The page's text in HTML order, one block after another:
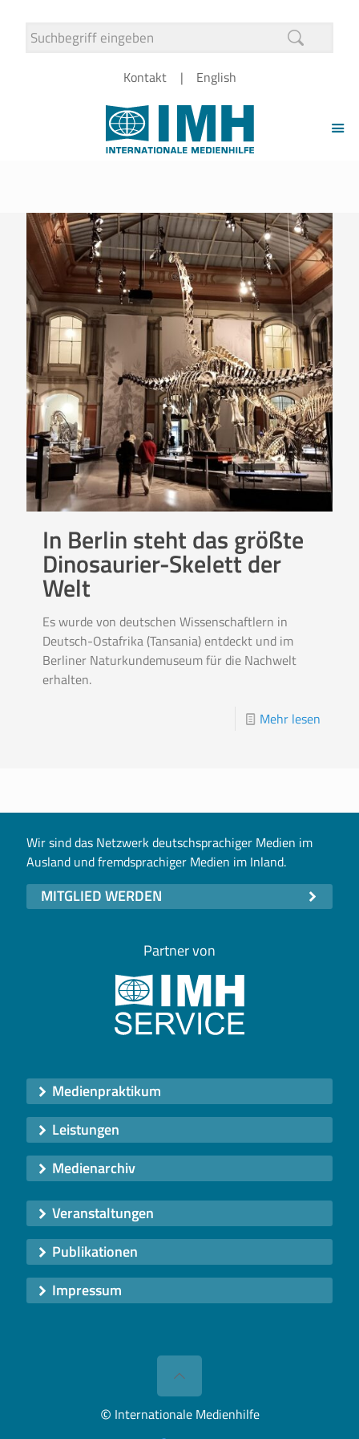
Kontakt English
In Berlin steht das größte
Dinosaurier-Skelett der
Welt
Es wurde von deutschen Wissenschaftlern in
Deutsch-Ostafrika (Tansania) entdeckt und im
Berliner Naturkundemuseum für die Nachwelt
erhalten.
Mehr lesen
Wir sind das Netzwerk deutschsprachiger Medien im
Ausland und fremdsprachiger Medien im Inland.
MITGLIED WERDEN
Partner von
Medienpraktikum
Leistungen
Medienarchiv
Veranstaltungen
Publikationen
Impressum
© Internationale Medienhilfe